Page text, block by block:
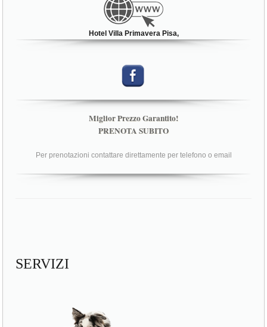
Hotel Villa Primavera Pisa,
Miglior Prezzo Garantito!
PRENOTA SUBITO
Per prenotazioni contattare direttamente per telefono o email
SERVIZI